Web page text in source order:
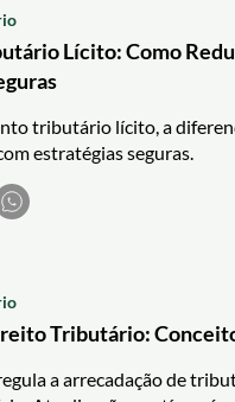
Lícito: Como
tributário lícito, a
estratégias seguras.
Tributário:
a arrecadação de